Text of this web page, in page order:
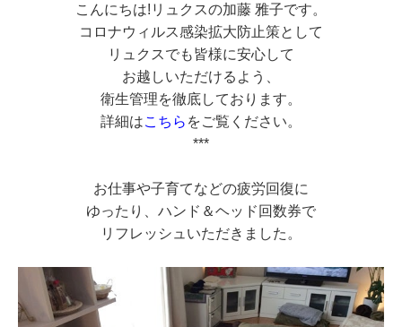
こんにちは!リュクスの加藤 雅子です。
コロナウィルス感染拡大防止策として
リュクスでも皆様に安心して
お越しいただけるよう、
衛生管理を徹底しております。
詳細はこちら をご覧ください。
***
お仕事や子育てなどの疲労回復に
ゆったり、ハンド＆ヘッド回数券で
リフレッシュいただきました。